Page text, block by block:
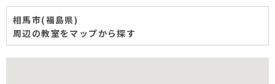
相馬市(福島県)
周辺の教室をマップから探す